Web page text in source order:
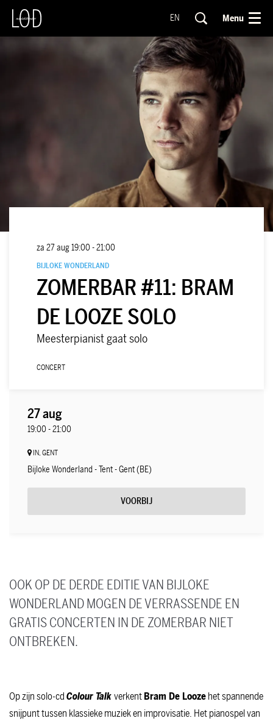
EN Menu
ZOMERBAR #11: BRAM
DE LOOZE SOLO
Meesterpianist gaat solo
BIJLOKE WONDERLAND
za 27 aug19:00 - 21:00
CONCERT
27 aug
19:00-21:00
IN, GENT
Bijloke Wonderland - Tent - Gent (BE)
VOORBIJ
OOK OP DE DERDE EDITIE VAN BIJLOKE
WONDERLAND MOGEN DE VERRASSENDE EN
GRATIS CONCERTEN IN DE ZOMERBAR NIET
ONTBREKEN.
Op zijn solo-cdColour TalkverkentBram De Loozehet spannende
snijpunt tussen klassieke muziek en improvisatie. Het pianospel van